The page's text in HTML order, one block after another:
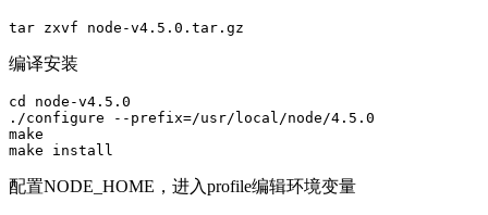
编译安装
cd node-v4.5.0
./configure --prefix=/usr/local/node/4.5.0
make
配置NODE_HOME，进入profile编辑环境变量